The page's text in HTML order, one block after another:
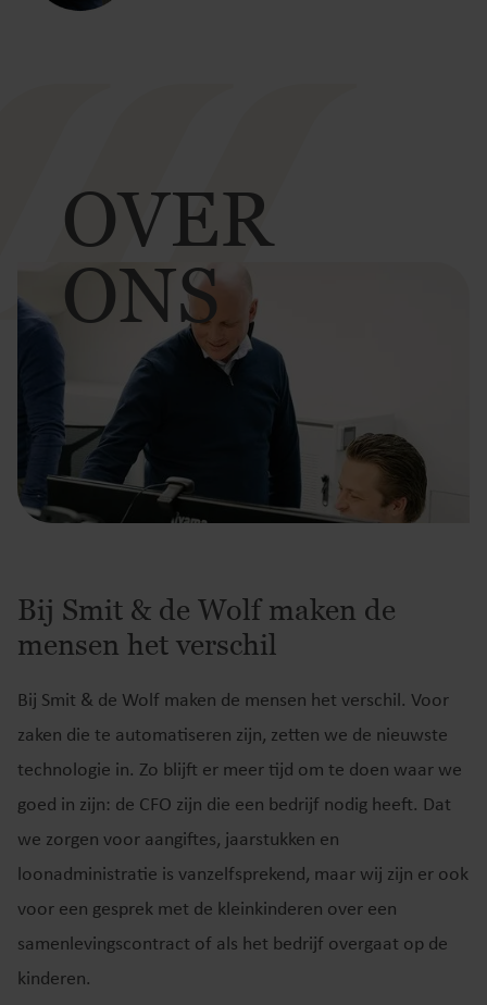
OVER
ONS
Bij Smit & de Wolf maken de
mensen het verschil
Bij Smit & de Wolf maken de mensen het verschil. Voor
zaken die te automatiseren zijn, zetten we de nieuwste
technologie in. Zo blijft er meer tijd om te doen waar we
goed in zijn: de CFO zijn die een bedrijf nodig heeft. Dat
we zorgen voor aangiftes, jaarstukken en
loonadministratie is vanzelfsprekend, maar wij zijn er ook
voor een gesprek met de kleinkinderen over een
samenlevingscontract of als het bedrijf overgaat op de
kinderen.